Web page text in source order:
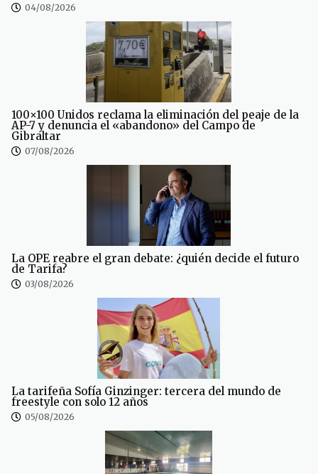
04/08/2026
100×100 Unidos reclama la eliminación del peaje de la
AP-7 y denuncia el «abandono» del Campo de
Gibraltar
07/08/2026
La OPE reabre el gran debate: ¿quién decide el futuro
de Tarifa?
03/08/2026
La tarifeña Sofía Ginzinger: tercera del mundo de
freestyle con solo 12 años
05/08/2026